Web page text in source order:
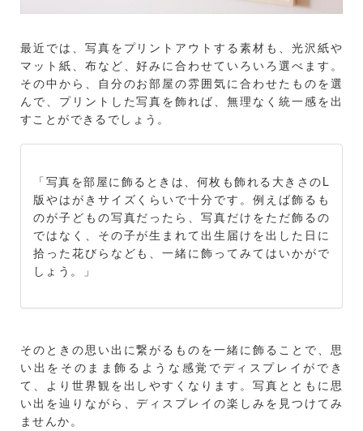
最近では、写真をプリントアウトする素材も、光沢紙や
マット紙、布など、好みに合わせていろいろ選べます。
その中から、自分のお部屋の雰囲気に合わせたものを選
んで、プリントした写真を飾れば、無理なく統一感を出
すことができるでしょう。
「写真を部屋に飾るときは、何枚も飾れる大きさのL
版やはがきサイズくらいで十分です。例えば飾るも
のが子どもの写真だったら、写真だけをただ飾るの
ではなく、その子が生まれて出生届けを出した日に
拾った花びらなども、一緒に飾ってみてはいかがで
しょう。」
そのときの思い出に繋がるものを一緒に飾ることで、思
い出をそのまま飾るような感覚でディスプレイができ
て、より世界観を出しやすくなります。写真とともに思
い出を辿りながら、ディスプレイの楽しみを見つけてみ
ませんか。